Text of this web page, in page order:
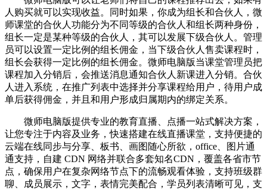
人购买就可以实现收益。同时如果，你成为组长和合伙人，微
师课堂的合伙人功能分为不同等级的合伙人和组长两种身份，
组长一定是某种等级的合伙人，其可以发展下级合伙人。管理
员可以设置一定比例的组长佣金，当下级合伙人售卖课程时，
组长会获得一定比例的组长佣金。微师电脑版当课堂管理员把
课程加入分销后，会推送消息通知合伙人新课进入分销。合伙
人进入系统，在推广列表中选择并分享课程给用户，待用户成
单后获得佣金，并且和用户形成归属期内的绑定关系。
微师电脑版提供专业的教育直播、点播一站式解决方案，
让您专注于内容及业务，快速搭建在线直播课堂，支持便捷的
云端在线同步与分享、板书、画图随心所欲，office、图片通
通支持，自建 CDN 网络并联合多套知名CDN，覆盖各省市节
点，确保用户在复杂网络节点下的流畅观看体验，支持班级群
聊、成员展示，文字，表情完美配合，学员列表清晰可见，支